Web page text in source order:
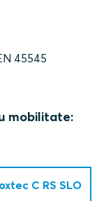
45545
mobilitate:
C RS SLO